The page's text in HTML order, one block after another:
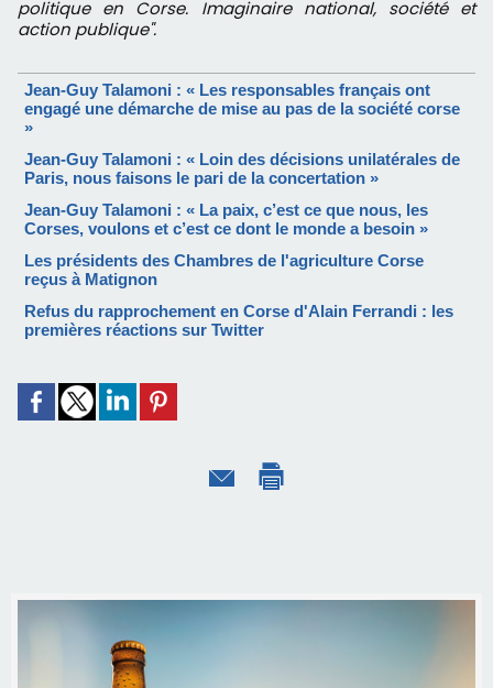
politique en Corse. Imaginaire national, société et
action publique".
Jean-Guy Talamoni : « Les responsables français ont
engagé une démarche de mise au pas de la société corse
»
Jean-Guy Talamoni : « Loin des décisions unilatérales de
Paris, nous faisons le pari de la concertation »
Jean-Guy Talamoni : « La paix, c’est ce que nous, les
Corses, voulons et c’est ce dont le monde a besoin »
Les présidents des Chambres de l'agriculture Corse
reçus à Matignon
Refus du rapprochement en Corse d'Alain Ferrandi : les
premières réactions sur Twitter